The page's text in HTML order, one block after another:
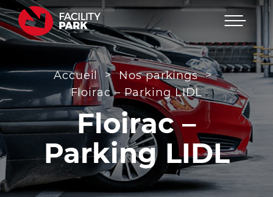
Passer
au
contenu
Accueil > Nos parkings >
Floirac – Parking LIDL
Floirac –
Parking LIDL